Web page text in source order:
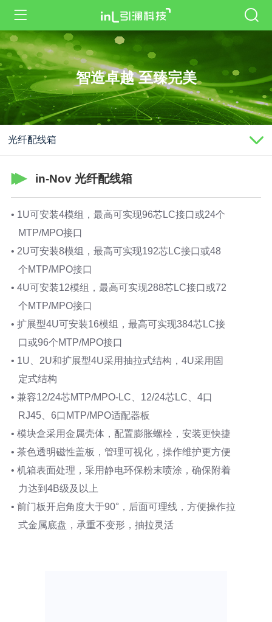
智造卓越 至臻完美
光纤配线箱
in-Nov 光纤配线箱
• 1U可安装4模组，最高可实现96芯LC接口或24个
MTP/MPO接口
• 2U可安装8模组，最高可实现192芯LC接口或48
个MTP/MPO接口
• 4U可安装12模组，最高可实现288芯LC接口或72
个MTP/MPO接口
• 扩展型4U可安装16模组，最高可实现384芯LC接
口或96个MTP/MPO接口
• 1U、2U和扩展型4U采用抽拉式结构，4U采用固
定式结构
• 兼容12/24芯MTP/MPO-LC、12/24芯LC、4口
RJ45、6口MTP/MPO适配器板
• 模块盒采用金属壳体，配置膨胀螺栓，安装更快捷
• 茶色透明磁性盖板，管理可视化，操作维护更方便
• 机箱表面处理，采用静电环保粉末喷涂，确保附着
力达到4B级及以上
• 前门板开启角度大于90°，后面可理线，方便操作拉
式金属底盘，承重不变形，抽拉灵活